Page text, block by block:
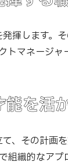
揮します。
トマネージャ
を活
、その計画
組織的なア